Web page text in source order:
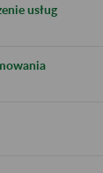
usług